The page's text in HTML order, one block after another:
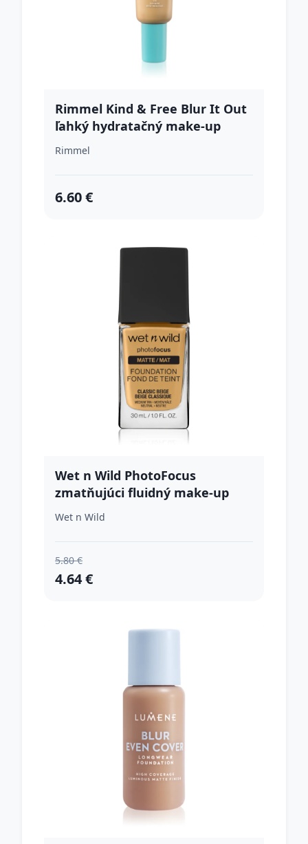
Rimmel Kind & Free Blur It Out
ľahký hydratačný make-up
odtieň 250 Sun Beige 30 ml
Rimmel
6.60 €
Wet n Wild PhotoFocus
zmatňujúci fluidný make-up
odtieň Classic Beige 30 ml
Wet n Wild
5.80 €
4.64 €